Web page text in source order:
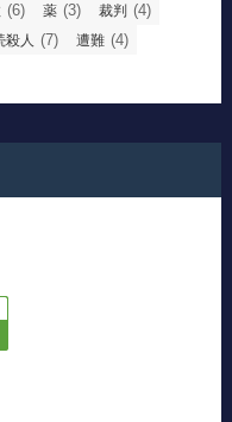
(6) 薬 (3) 裁判 (4)
殺人 (7) 遭難 (4)